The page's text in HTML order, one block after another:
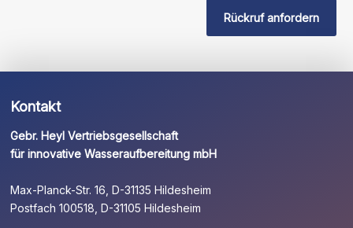
Rückruf anfordern
Kontakt
Gebr. Heyl Vertriebsgesellschaft
für innovative Wasseraufbereitung mbH
Max-Planck-Str. 16, D-31135 Hildesheim
Postfach 100518, D-31105 Hildesheim